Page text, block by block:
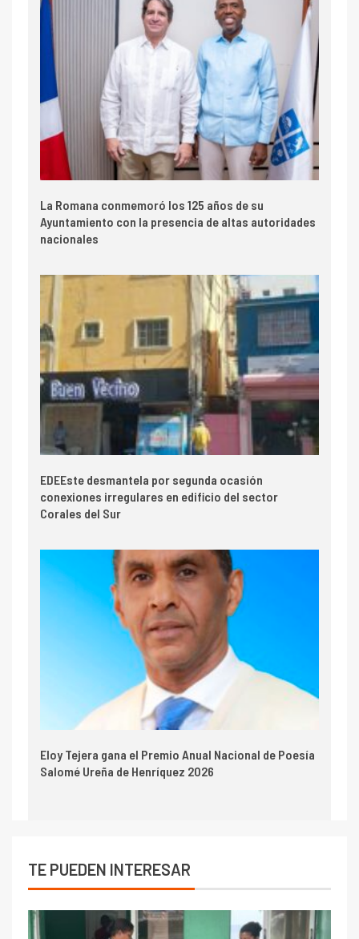
La Romana conmemoró los 125 años de su
Ayuntamiento con la presencia de altas autoridades
nacionales
EDEEste desmantela por segunda ocasión
conexiones irregulares en edificio del sector
Corales del Sur
Eloy Tejera gana el Premio Anual Nacional de Poesía
Salomé Ureña de Henríquez 2026
TE PUEDEN INTERESAR